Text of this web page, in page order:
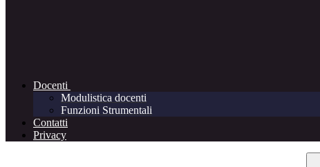
Docenti
Modulistica docenti
Funzioni Strumentali
Contatti
Privacy